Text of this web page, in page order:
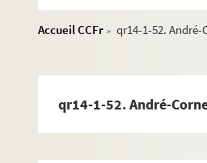
Accueil CCFr > qr14-1-52. André-
qr14-1-52. André-
qr14-1-35. Carnet de